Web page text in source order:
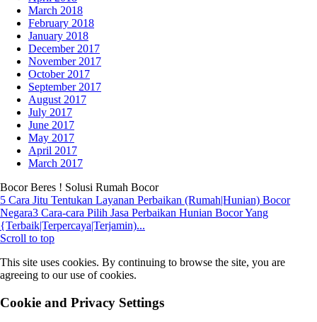
March 2018
February 2018
January 2018
December 2017
November 2017
October 2017
September 2017
August 2017
July 2017
June 2017
May 2017
April 2017
March 2017
Bocor Beres ! Solusi Rumah Bocor
5 Cara Jitu Tentukan Layanan Perbaikan (Rumah|Hunian) Bocor
Negara3 Cara-cara Pilih Jasa Perbaikan Hunian Bocor Yang
{Terbaik|Terpercaya|Terjamin)...
Scroll to top
This site uses cookies. By continuing to browse the site, you are
agreeing to our use of cookies.
Cookie and Privacy Settings